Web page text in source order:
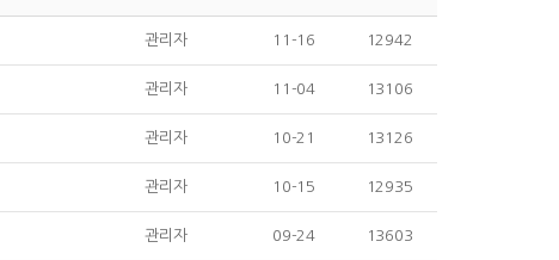
관리자 11-16 12942
관리자 11-04 13106
관리자 10-21 13126
관리자 10-15 12935
관리자 09-24 13603